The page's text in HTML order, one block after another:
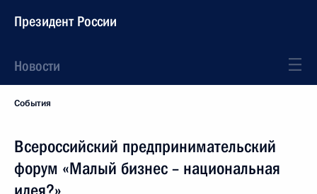
Президент России
Новости
События
Всероссийский предпринимательский
форум «Малый бизнес – национальная